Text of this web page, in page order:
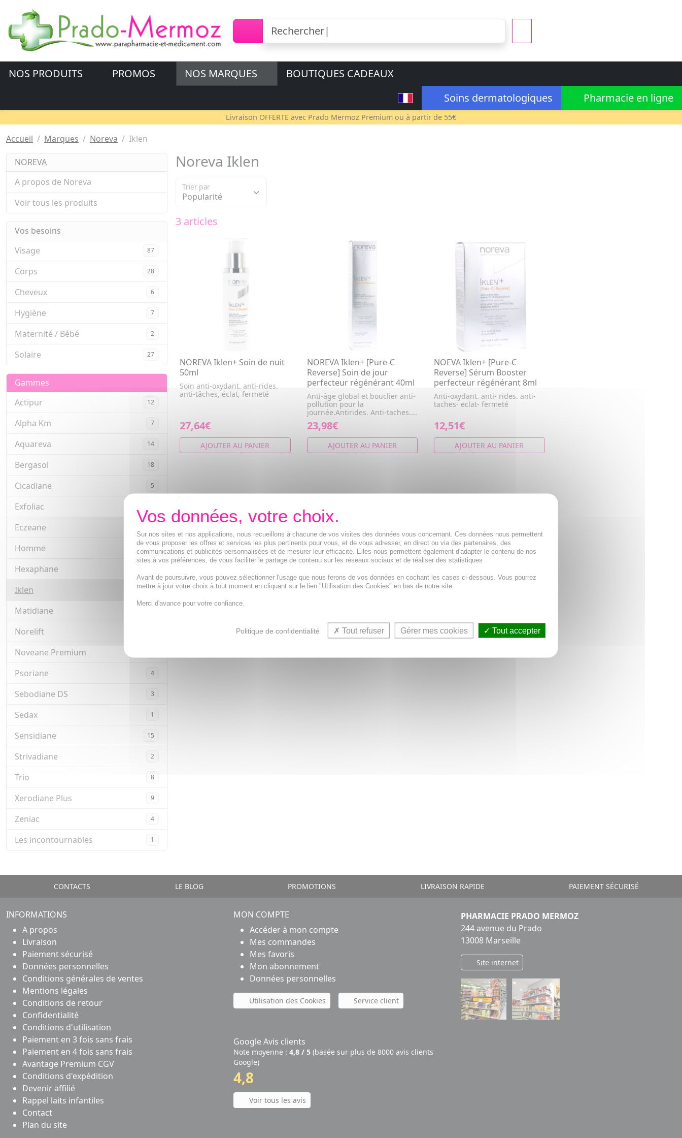
NOS PRODUITS PROMOS NOS MARQUES
BOUTIQUES CADEAUX
Soins dermatologiques
Pharmacie en ligne
Livraison OFFERTE avec Prado Mermoz Premium ou à partir de 55€
Accueil Marques Noreva Iklen
NOREVA
A propos de Noreva
Voir tous les produits
Vos besoins
Visage
87
Corps 28
Cheveux 6
Hygiène 7
Maternité / Bébé 2
Solaire 27
Gammes
Actipur
12
Alpha Km 7
Aquareva 14
Bergasol 18
Cicadiane 5
Exfoliac
Eczeane
Homme 72
Hexaphane
Iklen 3
Matidiane
Norelift
Noveane Premium
Psoriane 4
Sebodiane DS 3
Sedax 1
Sensidiane 15
Strivadiane 2
Trio 8
Xerodiane Plus 9
Zeniac 4
Les incontournables 1
Noreva Iklen
Trier par
3 articles
NOREVA Iklen+ Soin de nuit
50ml
Soin anti-oxydant. anti-rides.
anti-tâches, éclat, fermeté
27,64€
AJOUTER AU PANIER
NOREVA Iklen+ [Pure-C
Reverse] Soin de jour
perfecteur régénérant 40ml
Anti-âge global et bouclier anti-
pollution pour la
journée.Antirides. Anti-taches....
23,98€
AJOUTER AU PANIER
NOEVA Iklen+ [Pure-C
Reverse] Sérum Booster
perfecteur régénérant 8ml
Anti-oxydant. anti- rides. anti-
taches- eclat- fermeté
12,51€
AJOUTER AU PANIER
CONTACTS LE BLOG PROMOTIONS LIVRAISON RAPIDE PAIEMENT SÉCURISÉ
INFORMATIONS
A propos
Livraison
Paiement sécurisé
Données personnelles
Conditions générales de ventes
Mentions légales
Conditions de retour
Confidentialité
Conditions d'utilisation
Paiement en 3 fois sans frais
Paiement en 4 fois sans frais
Avantage Premium CGV
Conditions d'expédition
Devenir affilié
Rappel laits infantiles
Contact
Plan du site
MON COMPTE
Accéder à mon compte
Mes commandes
Mes favoris
Mon abonnement
Données personnelles
Utilisation des Cookies Service client
Google Avis clients
Note moyenne : 4,8 / 5 (basée sur plus de 8000 avis clients
Google)
4,8
Voir tous les avis
PHARMACIE PRADO MERMOZ
244 avenue du Prado
13008 Marseille
Site internet
Sur nos sites et nos applications, nous recueillons à chacune de vos visites des données vous concernant. Ces données nous permettent
de vous proposer les offres et services les plus pertinents pour vous, et de vous adresser, en direct ou via des partenaires, des
communications et publicités personnalisées et de mesurer leur efficacité. Elles nous permettent également d'adapter le contenu de nos
sites à vos préférences, de vous faciliter le partage de contenu sur les réseaux sociaux et de réaliser des statistiques
Avant de poursuivre, vous pouvez sélectionner l'usage que nous ferons de vos données en cochant les cases ci-dessous. Vous pourrez
mettre à jour votre choix à tout moment en cliquant sur le lien "Utilisation des Cookies" en bas de notre site.
Merci d'avance pour votre confiance.
Politique de confidentialité Tout refuser Gérer mes cookies Tout accepter